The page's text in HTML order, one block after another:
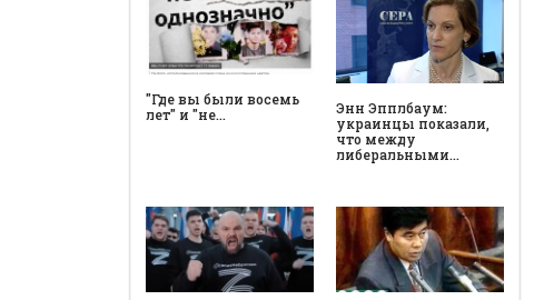
"Где вы были восемь
лет" и "не…
Энн Эпплбаум:
украинцы показали,
что между
либеральными…